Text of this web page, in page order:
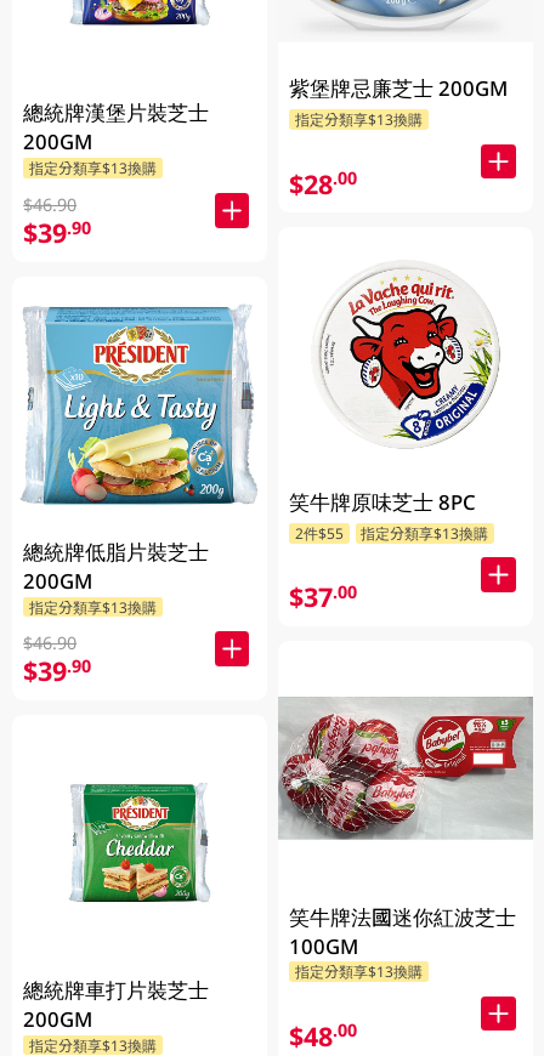
總統牌漢堡片裝芝士
200GM
指定分類享$13換購
$46.90
$39.90
總統牌低脂片裝芝士
200GM
指定分類享$13換購
$46.90
$39.90
總統牌車打片裝芝士
200GM
指定分類享$13換購
紫堡牌忌廉芝士 200GM
指定分類享$13換購
$28.00
笑牛牌原味芝士 8PC
2件$55 指定分類享$13換購
$37.00
笑牛牌法國迷你紅波芝士
100GM
指定分類享$13換購
$48.00